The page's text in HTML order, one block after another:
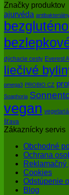
Značky produktov
ajurvéda
dýchacie cesty Everest
liečivé
omega3 PROBIO CZ
Soaphoria
vegan
šťava
Zákaznícky servis
Obchodné
Ochrana
Reklamačný
Cookies
Odstúpenie
Blog